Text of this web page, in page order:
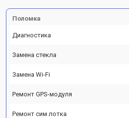
Поломка
Диагностика
Замена стекла
Замена Wi-Fi
Ремонт GPS-модуля
Ремонт сим лотка